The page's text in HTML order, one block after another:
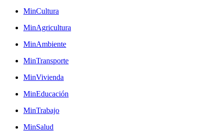
MinCultura
MinAgricultura
MinAmbiente
MinTransporte
MinVivienda
MinEducación
MinTrabajo
MinSalud